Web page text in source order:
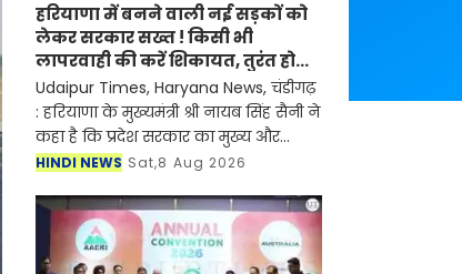
हरियाणा में बनने वाली नई सड़कों को
लेकर सरकार सख्त ! किसी भी
लापरवाही की करें शिकायत, तुरंत होगी
कार्रवाई
Udaipur Times, Haryana News, चंडीगढ़
: हरियाणा के मुख्यमंत्री श्री नायब सिंह सैनी ने
कहा है कि प्रदेश सरकार का मुख्य और
प्राथमिक लक्ष्य राज्य के नागरिकों को सुगम,
HINDI NEWS Sat,8 Aug 2026